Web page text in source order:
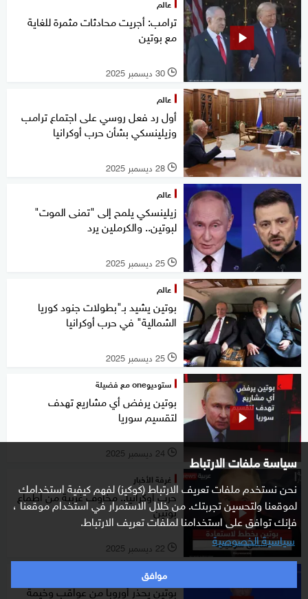
سياسة ملفات الارتباط
نحن نستخدم ملفات تعريف الارتباط (كوكيز) لفهم كيفية استخدامك
لموقعنا ولتحسين تجربتك. من خلال الاستمرار في استخدام موقعنا ،
فإنك توافق على استخدامنا لملفات تعريف الارتباط.
سياسية الخصوصية
موافق
عالم
ترامب: أجريت محادثات مثمرة للغاية
مع بوتين
l 30 ديسمبر 2025
عالم
أول رد فعل روسي على اجتماع ترامب
وزيلينسكي بشأن حرب أوكرانيا
l 28 ديسمبر 2025
عالم
زيلينسكي يلمح إلى "تمنى الموت"
لبوتين.. والكرملين يرد
l 25 ديسمبر 2025
عالم
بوتين يشيد بـ"بطولات جنود كوريا
الشمالية" في حرب أوكرانيا
l 25 ديسمبر 2025
ستوديوone مع فضيلة
بوتين يرفض أي مشاريع تهدف
لتقسيم سوريا
l 24 ديسمبر 2025
غرفة الأخبار
حرب أوكرانيا.. مخاوف غربية من أطماع
بوتين
l 22 ديسمبر 2025
رادار
بوتين يحذر أوروبا من عواقب وخيمة